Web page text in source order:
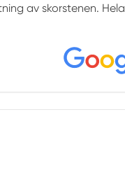
av skorstenen. Hela